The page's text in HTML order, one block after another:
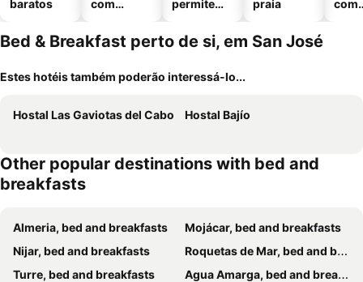
baratos
com
permitem
praia
com
Bed & Breakfast perto de si, em San José
Estes hotéis também poderão interessá-lo...
Hostal Las Gaviotas del Cabo Hostal Bajío
Other popular destinations with bed and
breakfasts
Almeria, bed and breakfasts
Mojácar, bed and breakfasts
Nijar, bed and breakfasts
Roquetas de Mar, bed and breakfasts
Turre, bed and breakfasts
Agua Amarga, bed and breakfasts